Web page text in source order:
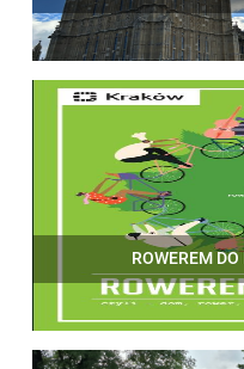
ROWEREM